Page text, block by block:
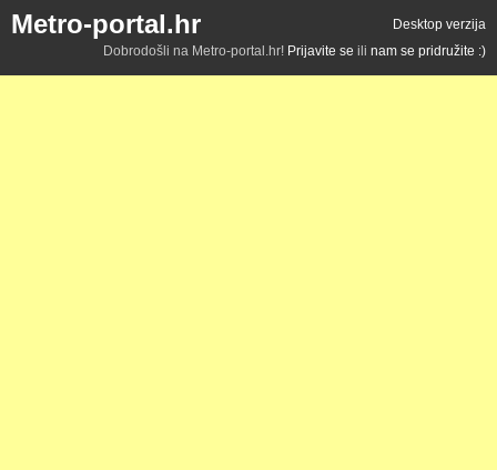
Metro-portal.hr
Desktop verzija
Dobrodošli na Metro-portal.hr! Prijavite se ili nam se pridružite :)